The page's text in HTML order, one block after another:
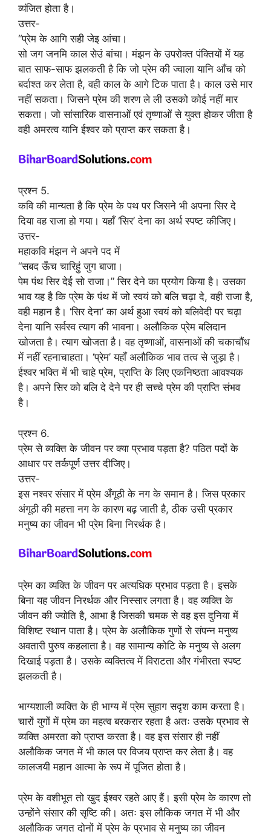
व्यंजित होता है।
उत्तर-
“प्रेम के आगि सही जेइ आंचा।
सो जग जनमि काल सेउं बांचा। मंझन के उपरोक्त पंक्तियों में यह
बात साफ-साफ झलकती है कि जो प्रेम की ज्वाला यानि आँच को
बर्दाश्त कर लेता है, वही काल के आगे टिक पाता है। काल उसे मार
नहीं सकता। जिसने प्रेम की शरण ले ली उसको कोई नहीं मार
सकता। जो सांसारिक वासनाओं एवं तृष्णाओं से युक्त होकर जीता है
वही अमरत्व यानि ईश्वर को प्राप्त कर सकता है।
प्रश्न 5.
कवि की मान्यता है कि प्रेम के पथ पर जिसने भी अपना सिर दे
दिया वह राजा हो गया। यहाँ ‘सिर’ देना का अर्थ स्पष्ट कीजिए।
उत्तर-
महाकवि मंझन ने अपने पद में
“सबद ऊँच चारिहुं जुग बाजा।
पेम पंथ सिर देई सो राजा।” सिर देने का प्रयोग किया है। उसका
भाव यह है कि प्रेम के पंथ में जो स्वयं को बलि चढ़ा दे, वही राजा है,
वही महान है। ‘सिर देना’ का अर्थ हुआ स्वयं को बलिवेदी पर चढ़ा
देना यानि सर्वस्व त्याग की भावना। अलौकिक प्रेम बलिदान
खोजता है। त्याग खोजता है। वह तृष्णाओं, वासनाओं की चकाचौंध
में नहीं रहनाचाहता। ‘प्रेम’ यहाँ अलौकिक भाव तत्व से जुड़ा है।
ईश्वर भक्ति में भी चाहे प्रेम, प्राप्ति के लिए एकनिष्ठता आवश्यक
है। अपने सिर को बलि दे देने पर ही सच्चे प्रेम की प्राप्ति संभव
है।
प्रश्न 6.
प्रेम से व्यक्ति के जीवन पर क्या प्रभाव पड़ता है? पठित पदों के
आधार पर तर्कपूर्ण उत्तर दीजिए।
उत्तर-
इस नश्वर संसार में प्रेम अँगूठी के नग के समान है। जिस प्रकार
अंगूठी की महत्ता नग के कारण बढ़ जाती है, ठीक उसी प्रकार
मनुष्य का जीवन भी प्रेम बिना निरर्थक है।
प्रेम का व्यक्ति के जीवन पर अत्यधिक प्रभाव पड़ता है। इसके
बिना यह जीवन निरर्थक और निस्सार लगता है। वह व्यक्ति के
जीवन की ज्योति है, आभा है जिसकी चमक से वह इस दुनिया में
विशिष्ट स्थान पाता है। प्रेम के अलौकिक गुणों से संपन्न मनुष्य
अवतारी पुरुष कहलाता है। वह सामान्य कोटि के मनुष्य से अलग
दिखाई पड़ता है। उसके व्यक्तित्व में विराटता और गंभीरता स्पष्ट
झलकती है।
भाग्यशाली व्यक्ति के ही भाग्य में प्रेम सुहाग सदृश काम करता है।
चारों युगों में प्रेम का महत्व बरकरार रहता है अतः उसके प्रभाव से
व्यक्ति अमरता को प्राप्त करता है। वह इस संसार ही नहीं
अलौकिक जगत में भी काल पर विजय प्राप्त कर लेता है। वह
कालजयी महान आत्मा के रूप में पूजित होता है।
प्रेम के वशीभूत तो खुद ईश्वर रहते आए हैं। इसी प्रेम के कारण तो
उन्होंने संसार की सृष्टि की। अतः इस लौकिक जगत में भी और
अलौकिक जगत दोनों में प्रेम के प्रभाव से मनुष्य का जीवन